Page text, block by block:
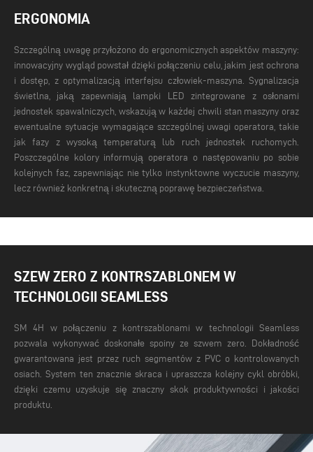
ERGONOMIA
Szczególną uwagę przyłożono do ergonomicznych aspektów maszyny:
innowacyjny wygląd powstał dzięki połączeniu celu, jakim jest ochrona
i dostęp, z optymalizacją interfejsu człowiek-maszyna. Sygnalizacja
świetlna, jaką zapewniają lampki LED zintegrowane z osłonami
jednostek spawalniczych, wskazują w każdej chwili stan maszyny oraz
ewentualne sytuacje wymagające szczególnej uwagi operatora, takie
jak fazy z wysoką temperaturą lub ruch jednostek ruchomych.
Poszczególne kolory informują operatora o następowaniu po sobie
kolejnych faz, zapewniając nie tylko instynktowne wyczucie maszyny,
lecz również konkretną i skuteczną poprawę bezpieczeństwa.
SZEW ZERO Z KONTRSZABLONEM W
TECHNOLOGII SEAMLESS
SM 4H w połączeniu z kontrszablonami w technologii Seamless
pozwala wykonywać doskonałe spoiny ze szwem zero. Dokładność
gwarantowana jest przez ruch segmentów z PVC o kontrolowanych
osiach. System ten znacznie skraca i upraszcza kolejny cykl obróbki,
dzięki czemu uzyskuje się znaczny skok produktywności i jakości
produktu.